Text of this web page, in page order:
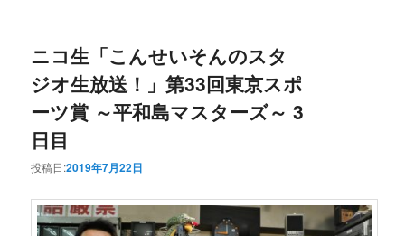
ニコ生「こんせいそんのスタ
ジオ生放送！」第33回東京スポ
ーツ賞 ～平和島マスターズ～ 3
日目
投稿日:2019年7月22日